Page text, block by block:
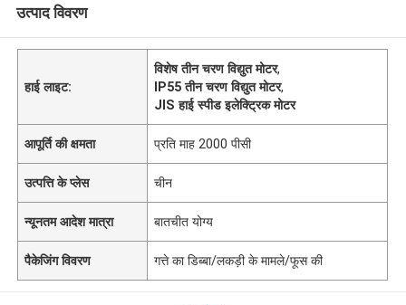
उत्पाद विवरण
हाई लाइट:
विशेष तीन चरण विद्युत मोटर,
IP55 तीन चरण विद्युत मोटर,
JIS हाई स्पीड इलेक्ट्रिक मोटर
आपूर्ति की क्षमता प्रति माह 2000 पीसी
उत्पत्ति के प्लेस चीन
न्यूनतम आदेश मात्रा बातचीत योग्य
पैकेजिंग विवरण गत्ते का डिब्बा/लकड़ी के मामले/फूस की